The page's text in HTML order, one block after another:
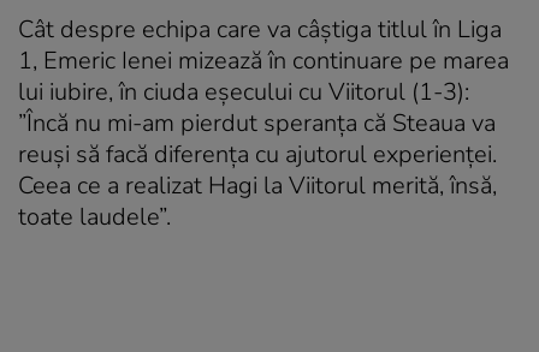
Cât despre echipa care va câștiga titlul în Liga
1, Emeric Ienei mizează în continuare pe marea
lui iubire, în ciuda eșecului cu Viitorul (1-3):
”Încă nu mi-am pierdut speranța că Steaua va
reuși să facă diferența cu ajutorul experienței.
Ceea ce a realizat Hagi la Viitorul merită, însă,
toate laudele”.